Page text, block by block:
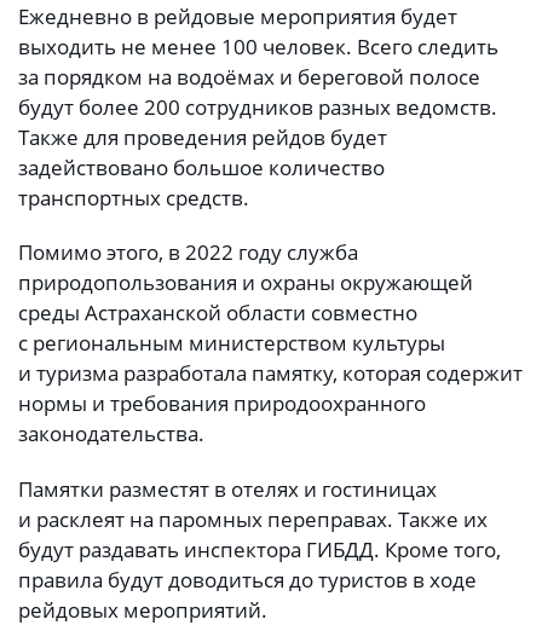
Ежедневно в рейдовые мероприятия будет
выходить не менее 100 человек. Всего следить
за порядком на водоёмах и береговой полосе
будут более 200 сотрудников разных ведомств.
Также для проведения рейдов будет
задействовано большое количество
транспортных средств.
Помимо этого, в 2022 году служба
природопользования и охраны окружающей
среды Астраханской области совместно
с региональным министерством культуры
и туризма разработала памятку, которая содержит
нормы и требования природоохранного
законодательства.
Памятки разместят в отелях и гостиницах
и расклеят на паромных переправах. Также их
будут раздавать инспектора ГИБДД. Кроме того,
правила будут доводиться до туристов в ходе
рейдовых мероприятий.